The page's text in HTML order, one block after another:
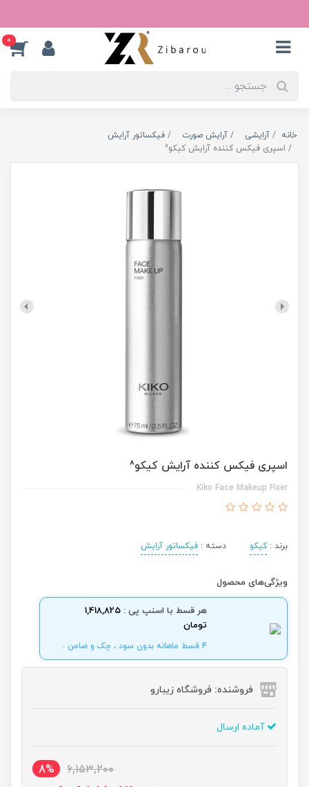
0
خانه آرایشی آرایش صورت
فیکساتور آرایش
اسپری فیکس کننده آرایش کیکو^
اسپری فیکس کننده آرایش کیکو^
Kiko Face Makeup Fixer
برند :کیکو دسته : فیکساتور آرایش
ویژگی‌های محصول
هر قسط با اسنپ پی : 1,418,825
تومان
4 قسط ماهانه بدون سود ، چک و ضامن .
فروشنده: فروشگاه زیبارو
آماده ارسال
6,153,200
8%